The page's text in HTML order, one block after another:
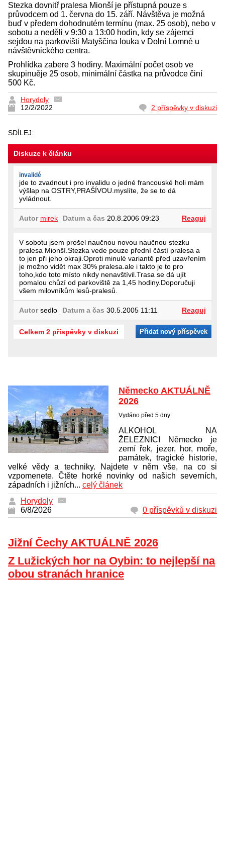
Stezka dovnitř pralesa Mionší je přístupná pouze s
průvodcem od 1. června do 15. září. Návštěva je možná
buď v předem dohodnutém termínu (max. 25 osob), nebo v
sobotu a neděli v 9:30 a 13:00 hodin, kdy se zájemci
sejdou na parkovišti Matyščina louka v Dolní Lomné u
návštěvnického centra.
Prohlídka zabere 3 hodiny. Maximální počet osob ve
skupinuěje 25 osob, minimální částka na průvodce činí
500 Kč.
Horydoly
12/2/2022
2 příspěvky v diskuzi
SDÍLEJ:
Diskuze k článku
invalidé
jde to zvadnout i pro invalidu o jedné francouské holi mám
výšlap na OSTRY,PRAŠÍVOU.myslíte, že se to dá
yvládnout.
Autor mirek Datum a čas 20.8.2006 09:23 Reaguj
V sobotu jsem prošel naučnou novou naučnou stezku
pralesa Mionší.Stezka vede pouze přední částí pralesa a
to jen při jeho okraji.Oproti minulé variantě před uzavřením
je možno vidět max 30% pralesa.ale i takto je to pro
toho,kdo toto místo nikdy nenavštívil.Trasa se dá ujít
pomalou chůzí od parkoviště za 1,45 hodiny.Doporučuji
všem milovníkům lesů-pralesů.
Autorsedlo Datum a čas 30.5.2005 11:11 Reaguj
Celkem 2 příspěvky v diskuzi Přidat nový příspěvek
Německo AKTUÁLNĚ
2026
Vydáno před 5 dny
ALKOHOL NA
ŽELEZNICI Německo je
zemí řek, jezer, hor, moře,
památek, tragické historie,
velké vědy a techniky. Najdete v něm vše, na co si
vzpomenete. Čtěte horké novinky od našich severních,
západních i jižních... celý článek
Horydoly
6/8/2026
0 příspěvků v diskuzi
Jižní Čechy AKTUÁLNĚ 2026
Z Lužických hor na Oybin: to nejlepší na
obou stranách hranice